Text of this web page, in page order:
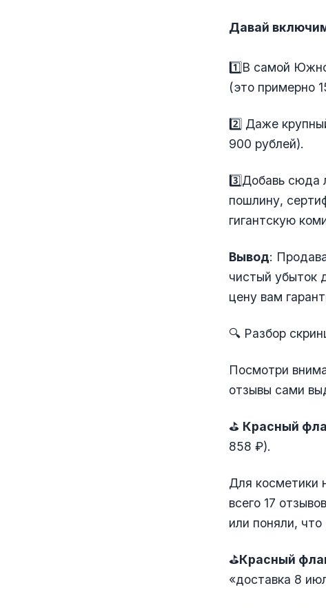
Давай
1️⃣В самой
(это примерно
2️⃣ Даже
900 рублей).
3️⃣Добавь сюда
пошлину,
гигантскую
Вывод:
чистый убыток
цену вам
🔍 Разбор
Посмотри
отзывы сами
⛳️ Красный
858 ₽).
Для косметики
всего 17
или поняли,
⛳️Красный
«доставка 8